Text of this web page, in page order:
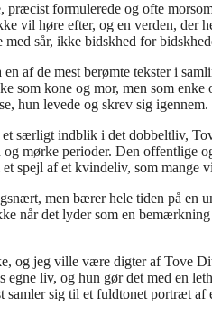
præcist formulerede og ofte
vil høre efter, og en verden, der
med sår, ikke bidskhed for
en af de mest berømte tekster i
som kone og mor, men som
hun levede og skrev sig igennem.
særligt indblik i det dobbeltliv,
mørke perioder. Den offentlige
spejl af et kvindeliv, som mange
men bærer hele tiden på en
når det lyder som en
og jeg ville være digter af Tove
egne liv, og hun gør det med en
samler sig til et fuldtonet portræt